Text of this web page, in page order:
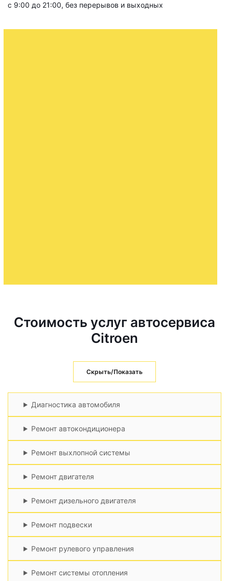
с 9:00 до 21:00, без перерывов и выходных
Стоимость услуг автосервиса
Citroen
Скрыть/Показать
Диагностика автомобиля
Ремонт автокондиционера
Ремонт выхлопной системы
Ремонт двигателя
Ремонт дизельного двигателя
Ремонт подвески
Ремонт рулевого управления
Ремонт системы отопления